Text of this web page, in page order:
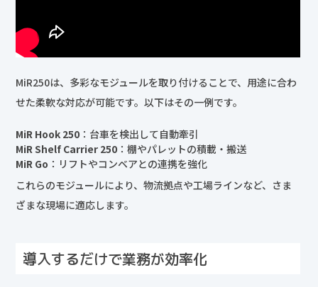
MiR250は、多彩なモジュールを取り付けることで、用途に合わ
せた柔軟な対応が可能です。以下はその一例です。
MiR Hook 250 ：台車を検出して自動牽引
MiR Shelf Carrier 250 ：棚やパレットの積載・搬送
MiR Go ：リフトやコンベアとの連携を強化
これらのモジュールにより、物流拠点や工場ラインなど、さま
ざまな現場に適応します。
導入するだけで業務が効率化